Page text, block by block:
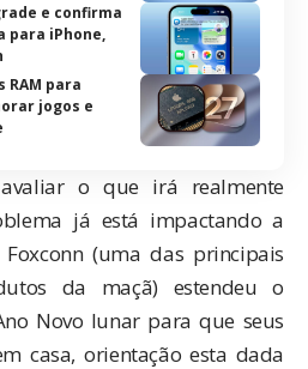
e confirma
para iPhone,
RAM para
jogos e
o que irá realmente
já está impactando a
(uma das principais
da maçã) estendeu o
Novo lunar para que seus
casa, orientação esta dada